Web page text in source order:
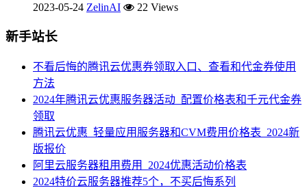
2023-05-24 ZelinAI 22 Views
新手站长
不看后悔的腾讯云优惠券领取入口、查看和代金券使用
方法
2024年腾讯云优惠服务器活动_配置价格表和千元代金券
领取
腾讯云优惠_轻量应用服务器和CVM费用价格表_2024新
版报价
阿里云服务器租用费用_2024优惠活动价格表
2024特价云服务器推荐5个，不买后悔系列